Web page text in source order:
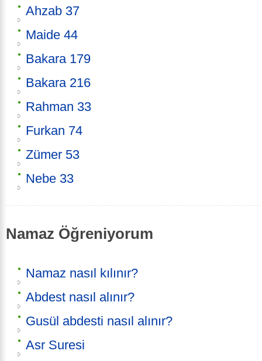
Ahzab 37
Maide 44
Bakara 179
Bakara 216
Rahman 33
Furkan 74
Zümer 53
Nebe 33
Namaz Öğreniyorum
Namaz nasıl kılınır?
Abdest nasıl alınır?
Gusül abdesti nasıl alınır?
Asr Suresi